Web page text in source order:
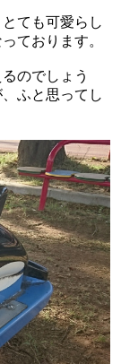
ても可愛らし
ております。
のでしょう
ふと思ってし